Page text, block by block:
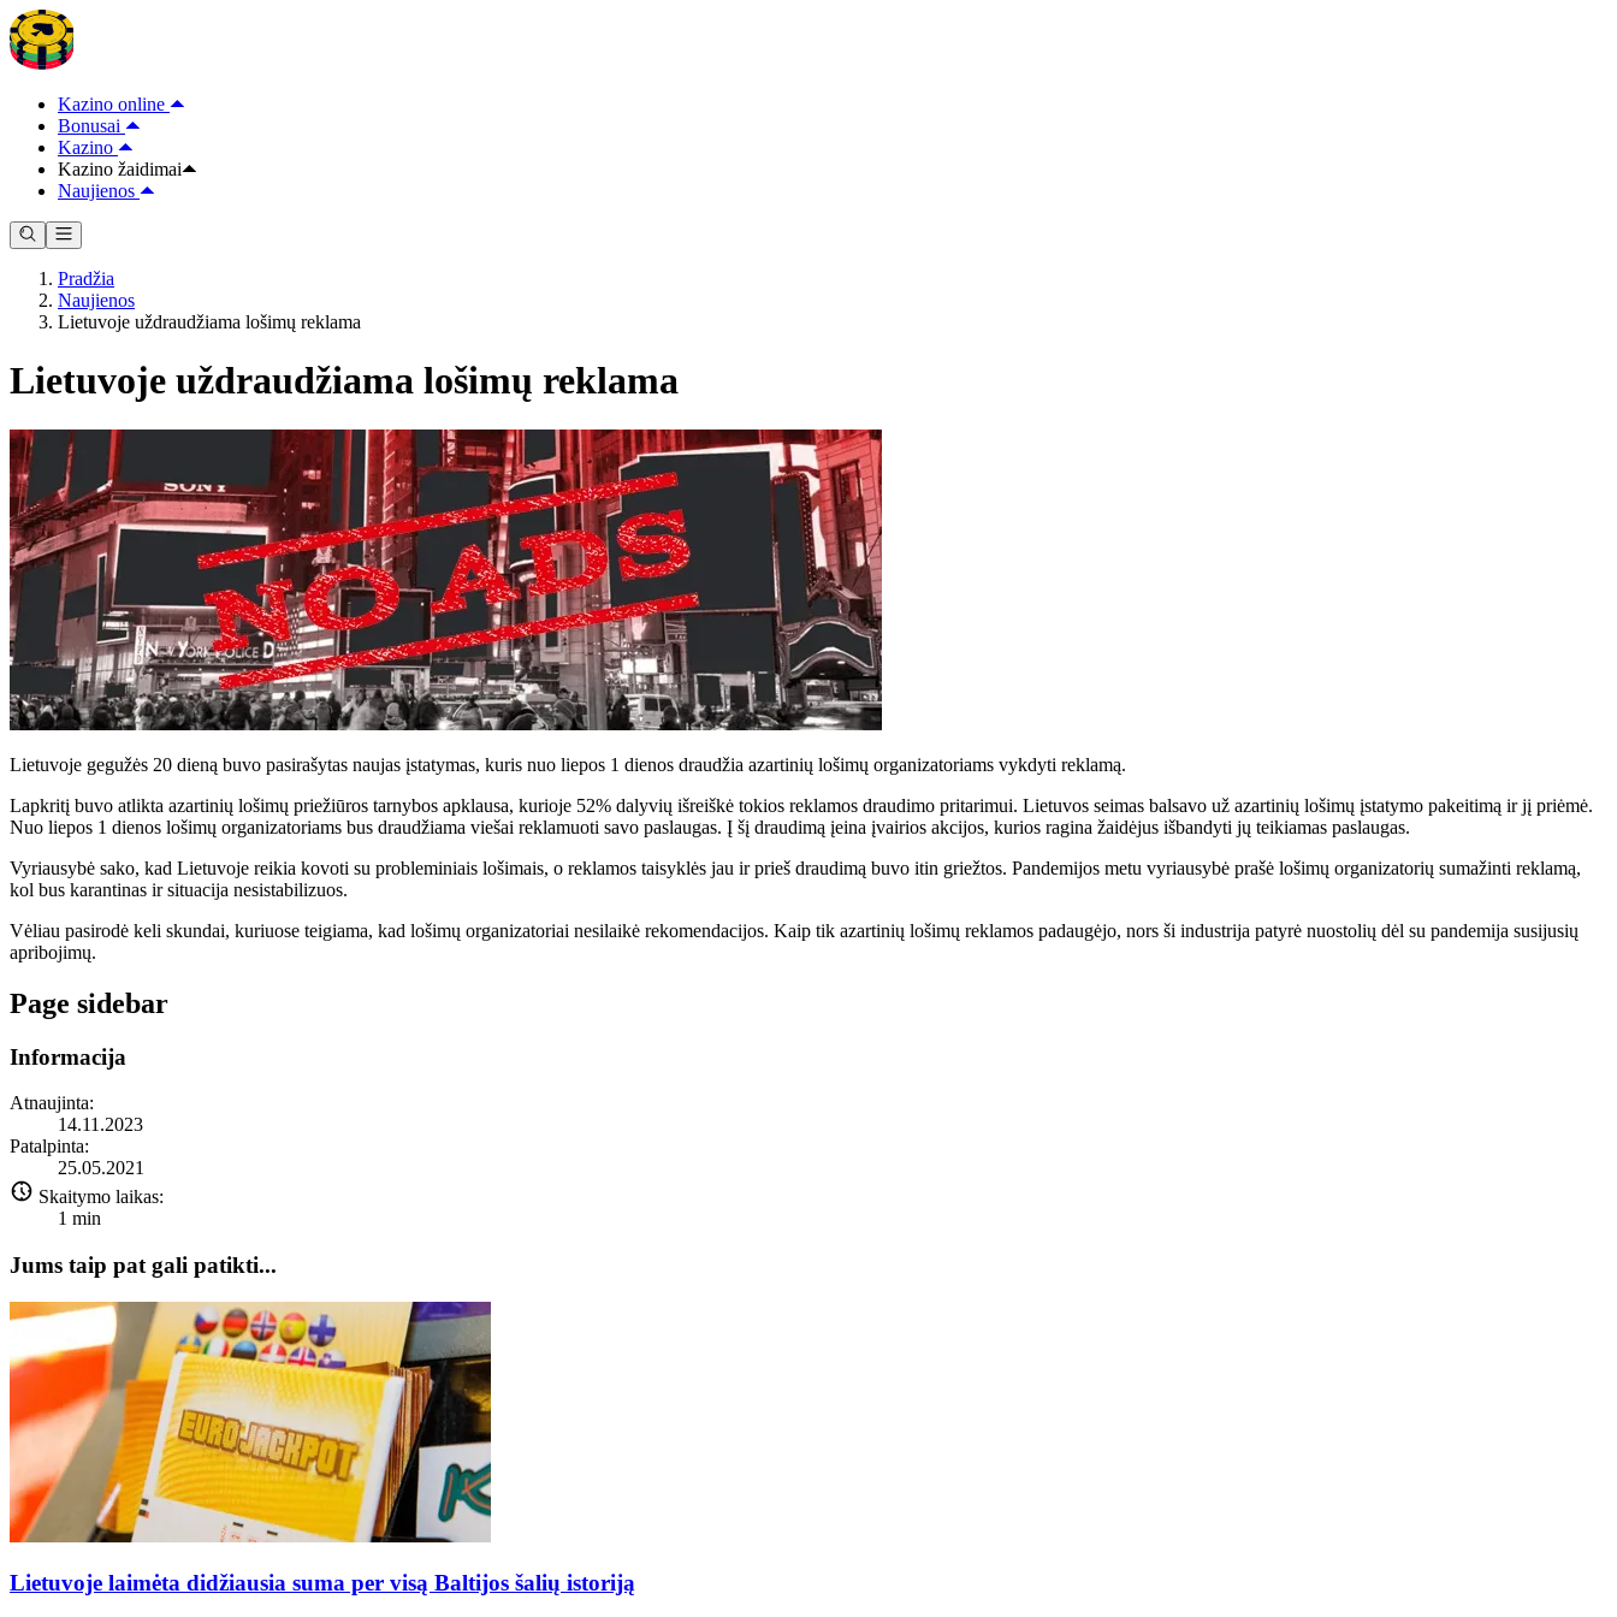
Kazino online
Bonusai
Kazino
Kazino žaidimai
Naujienos
Pradžia
Naujienos
Lietuvoje uždraudžiama lošimų reklama
Lietuvoje uždraudžiama lošimų reklama
Lietuvoje gegužės 20 dieną buvo pasirašytas naujas įstatymas, kuris nuo liepos 1 dienos draudžia azartinių lošimų organizatoriams vykdyti reklamą.
Lapkritį buvo atlikta azartinių lošimų priežiūros tarnybos apklausa, kurioje 52% dalyvių išreiškė tokios reklamos draudimo pritarimui. Lietuvos seimas balsavo už azartinių lošimų įstatymo pakeitimą ir jį priėmė.
Nuo liepos 1 dienos lošimų organizatoriams bus draudžiama viešai reklamuoti savo paslaugas. Į šį draudimą įeina įvairios akcijos, kurios ragina žaidėjus išbandyti jų teikiamas paslaugas.
Vyriausybė sako, kad Lietuvoje reikia kovoti su probleminiais lošimais, o reklamos taisyklės jau ir prieš draudimą buvo itin griežtos. Pandemijos metu vyriausybė prašė lošimų organizatorių sumažinti reklamą,
kol bus karantinas ir situacija nesistabilizuos.
Vėliau pasirodė keli skundai, kuriuose teigiama, kad lošimų organizatoriai nesilaikė rekomendacijos. Kaip tik azartinių lošimų reklamos padaugėjo, nors ši industrija patyrė nuostolių dėl su pandemija susijusių
apribojimų.
Page sidebar
Informacija
Atnaujinta:
14.11.2023
Patalpinta:
25.05.2021
Skaitymo laikas:
1 min
Jums taip pat gali patikti...
Lietuvoje laimėta didžiausia suma per visą Baltijos šalių istoriją